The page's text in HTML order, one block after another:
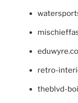
retro-
theblvd-